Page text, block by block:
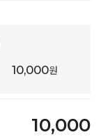
10,000원
10,000